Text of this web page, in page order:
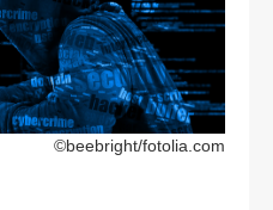
©beebright/fotolia.com